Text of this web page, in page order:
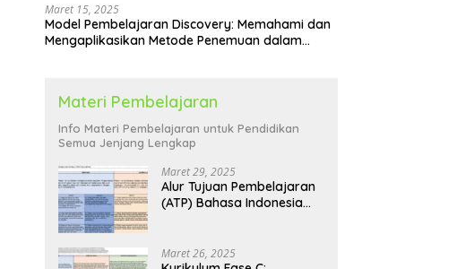
Maret 15, 2025
Model Pembelajaran Discovery: Memahami dan
Mengaplikasikan Metode Penemuan dalam
Materi Pembelajaran
Info Materi Pembelajaran untuk Pendidikan
Semua Jenjang Lengkap
Maret 29, 2025
Alur Tujuan Pembelajaran
(ATP) Bahasa Indonesia
Maret 26, 2025